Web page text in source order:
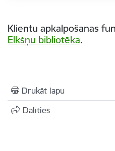
Klientu apkalpošanas
Elkšņu bibliotēka.
Drukāt lapu
Dalīties